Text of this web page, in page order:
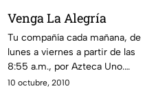
Venga La Alegría
Tu compañía cada mañana, de
lunes a viernes a partir de las
8:55 a.m., por Azteca Uno.
Toda la familia de VLA te
10 octubre, 2010